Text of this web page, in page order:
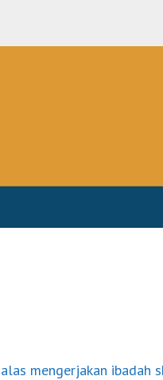
mengerjakan ibadah